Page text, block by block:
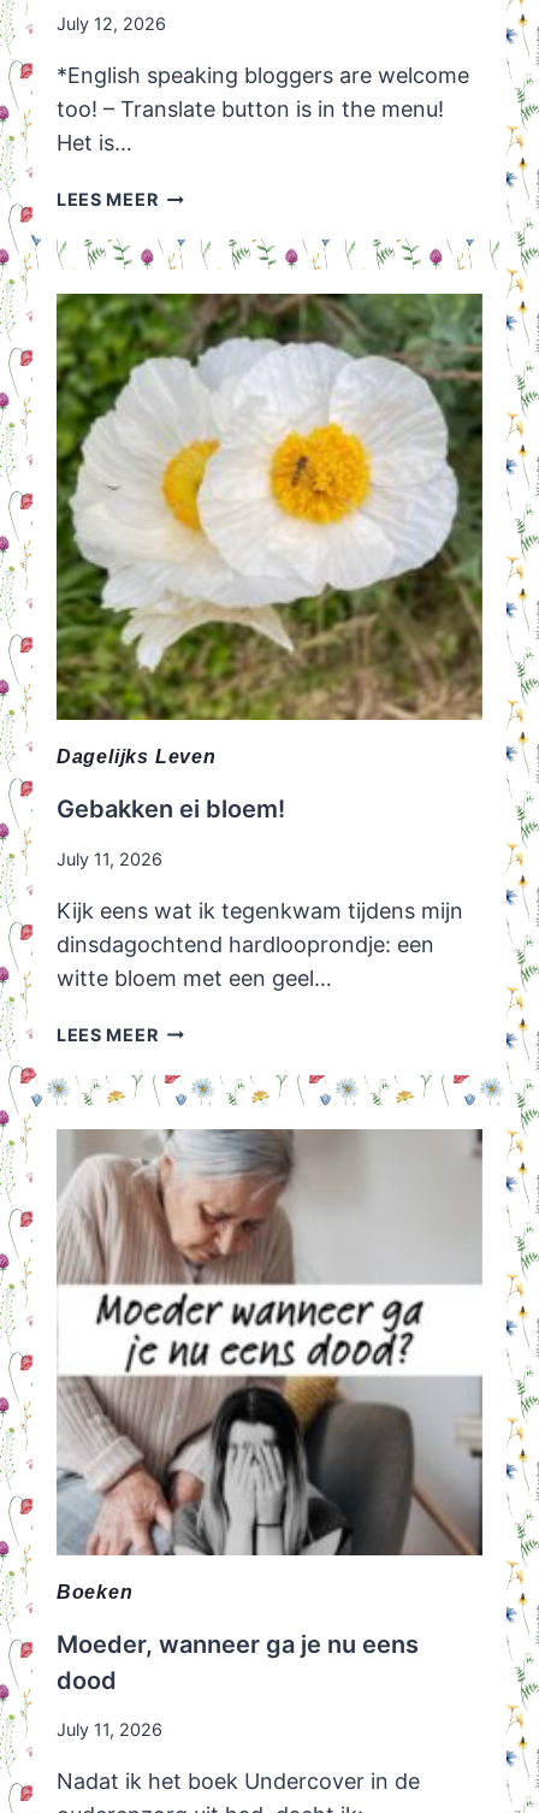
July 12, 2026
*English speaking bloggers are welcome
too! – Translate button is in the menu!
Het is…
LEES MEERHUISVLIJT
WEEK
VAN
2026
Dagelijks Leven
Gebakken ei bloem!
July 11, 2026
Kijk eens wat ik tegenkwam tijdens mijn
dinsdagochtend hardlooprondje: een
witte bloem met een geel…
LEES MEERGEBAKKEN
BLOEM!
Boeken
Moeder, wanneer ga je nu eens
dood
July 11, 2026
Nadat ik het boek Undercover in de